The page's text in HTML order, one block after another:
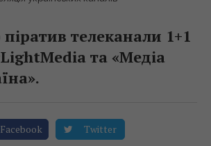
телеканали 1+1
та «Медіа
Facebook Twitter